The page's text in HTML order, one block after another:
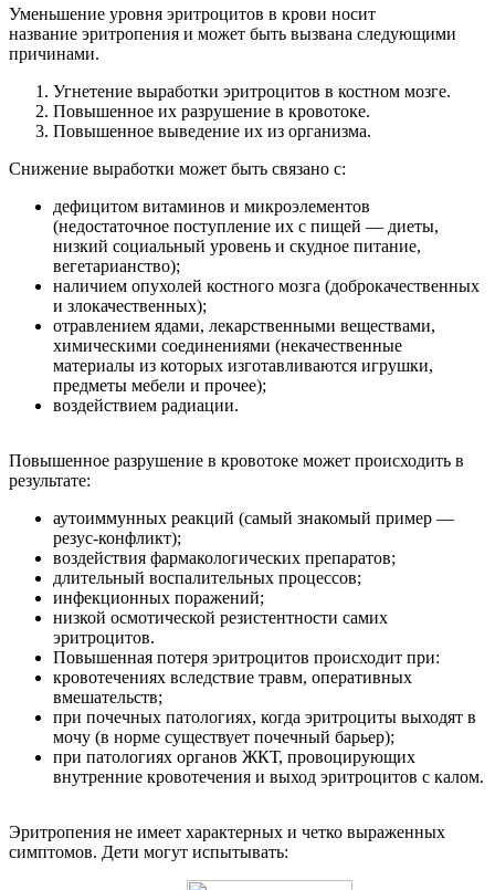
Уменьшение уровня эритроцитов в крови носит
название эритропения и может быть вызвана следующими
причинами.
Угнетение выработки эритроцитов в костном мозге.
Повышенное их разрушение в кровотоке.
Повышенное выведение их из организма.
Снижение выработки может быть связано с:
дефицитом витаминов и микроэлементов
(недостаточное поступление их с пищей — диеты,
низкий социальный уровень и скудное питание,
вегетарианство);
наличием опухолей костного мозга (доброкачественных
и злокачественных);
отравлением ядами, лекарственными веществами,
химическими соединениями (некачественные
материалы из которых изготавливаются игрушки,
предметы мебели и прочее);
воздействием радиации.
Повышенное разрушение в кровотоке может происходить в
результате:
аутоиммунных реакций (самый знакомый пример —
резус-конфликт);
воздействия фармакологических препаратов;
длительный воспалительных процессов;
инфекционных поражений;
низкой осмотической резистентности самих
эритроцитов.
Повышенная потеря эритроцитов происходит при:
кровотечениях вследствие травм, оперативных
вмешательств;
при почечных патологиях, когда эритроциты выходят в
мочу (в норме существует почечный барьер);
при патологиях органов ЖКТ, провоцирующих
внутренние кровотечения и выход эритроцитов с калом.
Эритропения не имеет характерных и четко выраженных
симптомов. Дети могут испытывать: